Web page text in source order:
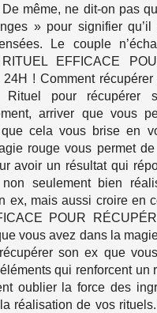
De même, ne dit-on pas
» pour signifier qu’il
Le couple
EFFICACE
! Comment
Rituel pour récupérer
arriver que vous
cela vous brise en
rouge vous permet
avoir un résultat qui
seulement bien
ex, mais aussi croire en
POUR
vous avez dans la
son ex que
qui renforcent un
oublier la force des
réalisation de vos